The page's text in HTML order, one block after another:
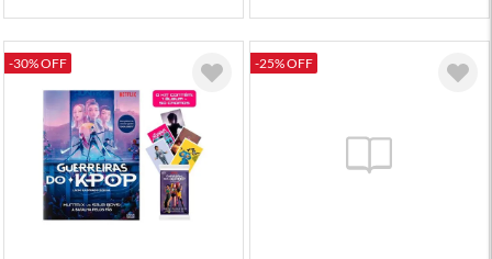
-30% OFF -25% OFF